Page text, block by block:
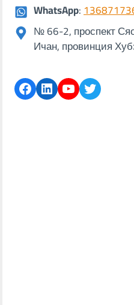
WhatsApp:
№ 66-2, проспект
Ичан, провинция
Facebook LinkedIn YouTube Twitter